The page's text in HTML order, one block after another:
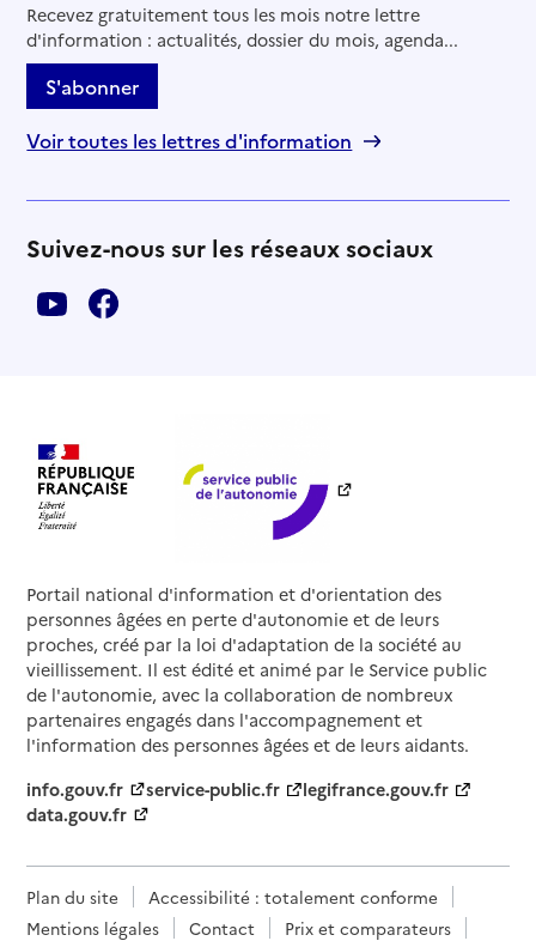
Recevez gratuitement tous les mois notre lettre
d'information : actualités, dossier du mois, agenda...
S'abonner
Voir toutes les lettres d'information
Suivez-nous sur les réseaux sociaux
Portail national d'information et d'orientation des
personnes âgées en perte d'autonomie et de leurs
proches, créé par la loi d'adaptation de la société au
vieillissement. Il est édité et animé par le Service public
de l'autonomie, avec la collaboration de nombreux
partenaires engagés dans l'accompagnement et
l'information des personnes âgées et de leurs aidants.
info.gouv.fr
service-public.fr
legifrance.gouv.fr
data.gouv.fr
Plan du site
Accessibilité : totalement conforme
Mentions légales
Contact
Prix et comparateurs